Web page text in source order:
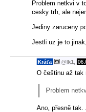
Problem netkvi v
cesky trh, ale
Jediny zaruceny
Jestli uz je to
Kráťa @lk1
O češtinu až tak
Problem
Ano, přesně tak.